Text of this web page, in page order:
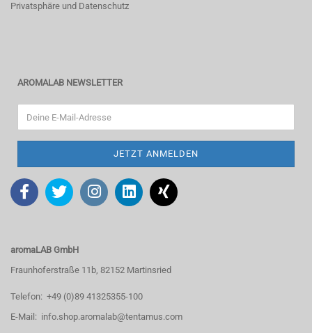
Privatsphäre und Datenschutz
AROMALAB NEWSLETTER
aromaLAB GmbH
Fraunhoferstraße 11b, 82152 Martinsried
Telefon: +49 (0)89 41325355-100
E-Mail: info.shop.aromalab@tentamus.com